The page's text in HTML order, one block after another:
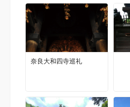
奈良大和四寺巡礼